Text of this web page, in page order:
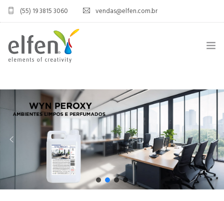
(55) 19 3815 3060 vendas@elfen.com.br
QUEM SOMOS
JOINT VENTURE
ÁREA DO DISTRIBUIDOR
PRODUTOS